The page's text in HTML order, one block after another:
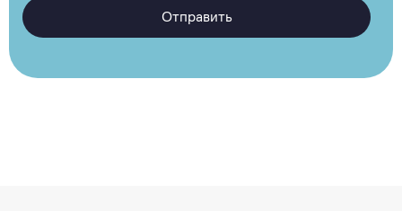
Отправить